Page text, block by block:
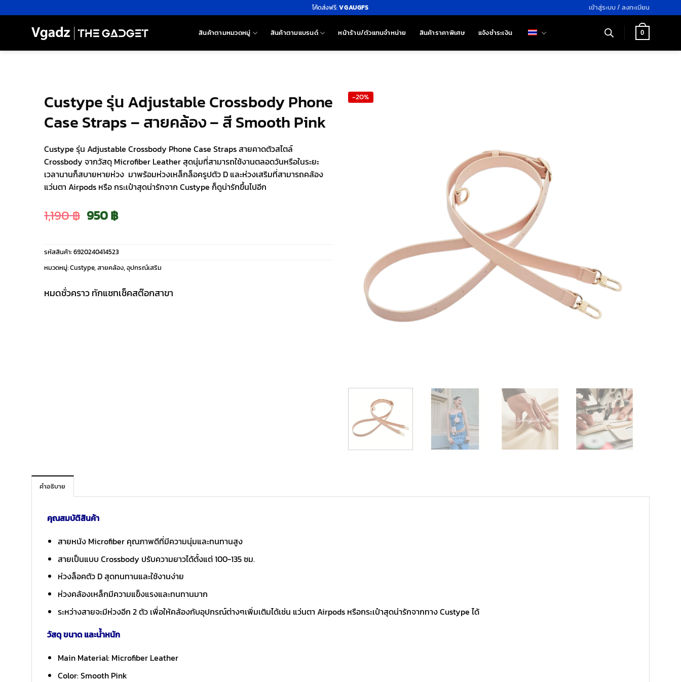
ไป
โค้ดส่งฟรี:VGAUGFS เข้าสู่ระบบ / ลงทะเบียน
สินค้าตามหมวดหมู่ สินค้าตามแบรนด์ หน้าร้าน/ตัวแทนจำหน่าย สินค้าราคาพิเศษ แจ้งชำระเงิน 0
Custype รุ่น Adjustable Crossbody Phone
Case Straps – สายคล้อง – สี Smooth Pink
Custype รุ่น Adjustable Crossbody Phone Case Straps สายคาดตัวสไตล์
Crossbody จากวัสดุ Microfiber Leather สุดนุ่มที่สามารถใช้งานตลอดวันหรือในระยะ
เวลานานก็สบายหายห่วง มาพร้อมห่วงเหล็กล็อครูปตัว D และห่วงเสริมที่สามารถคล้อง
แว่นตา Airpods หรือ กระเป๋าสุดน่ารักจาก Custype ก็ดูน่ารักขึ้นไปอีก
1,190฿ Original
price
was:
1,190 ฿.
950฿Current
price
is:
950 ฿.
รหัสสินค้า:6920240414523
หมวดหมู่:Custype, สายคล้อง, อุปกรณ์เสริม
หมดชั่วคราว ทักแชทเช็คสต๊อกสาขา
-20%
คำอธิบาย
คุณสมบัติสินค้า
สายหนัง Microfiber คุณภาพดีที่มีความนุ่มและทนทานสูง
สายเป็นแบบ Crossbody ปรับความยาวได้ตั้งแต่ 100-135 ซม.
ห่วงล็อคตัว D สุดทนทานและใช้งานง่าย
ห่วงคล้องเหล็กมีความแข็งแรงและทนทานมาก
ระหว่างสายจะมีห่วงอีก 2 ตัว เพื่อให้คล้องกับอุปกรณ์ต่างๆเพิ่มเติมได้เช่น แว่นตา Airpods หรือกระเป๋าสุดน่ารักจากทาง Custype ได้
วัสดุ ขนาด และน้ำหนัก
Main Material: Microfiber Leather
Color: Smooth Pink